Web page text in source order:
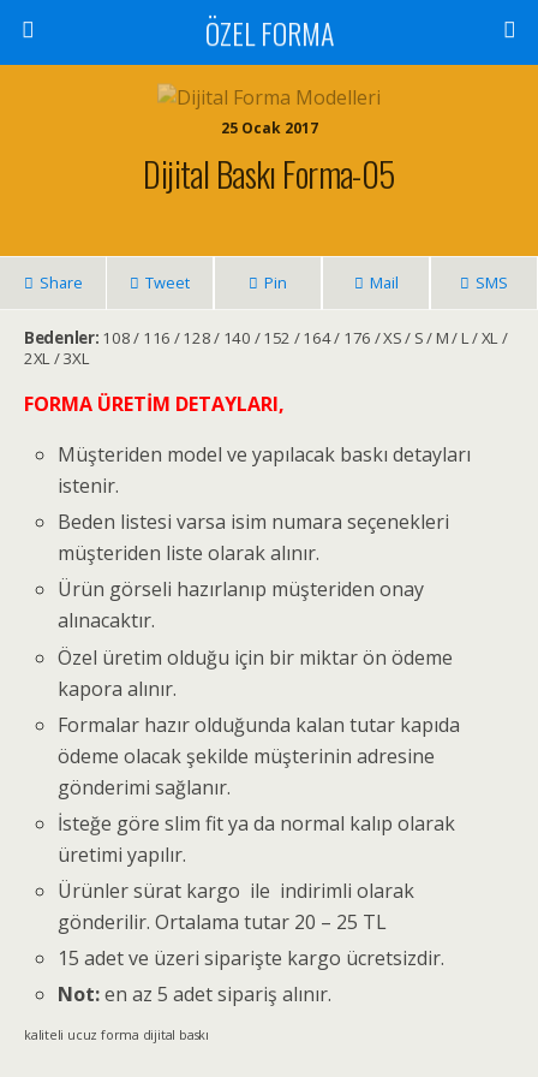
ÖZEL FORMA
25 Ocak 2017
Dijital Baskı Forma-05
Share Tweet Pin Mail SMS
Bedenler: 108 / 116 / 128 / 140 / 152 / 164 / 176 / XS / S / M / L / XL /
2XL / 3XL
FORMA ÜRETİM DETAYLARI,
Müşteriden model ve yapılacak baskı detayları
istenir.
Beden listesi varsa isim numara seçenekleri
müşteriden liste olarak alınır.
Ürün görseli hazırlanıp müşteriden onay
alınacaktır.
Özel üretim olduğu için bir miktar ön ödeme
kapora alınır.
Formalar hazır olduğunda kalan tutar kapıda
ödeme olacak şekilde müşterinin adresine
gönderimi sağlanır.
İsteğe göre slim fit ya da normal kalıp olarak
üretimi yapılır.
Ürünler sürat kargo ile indirimli olarak
gönderilir. Ortalama tutar 20 – 25 TL
15 adet ve üzeri siparişte kargo ücretsizdir.
Not:en az 5 adet sipariş alınır.
kaliteli ucuz forma dijital baskı